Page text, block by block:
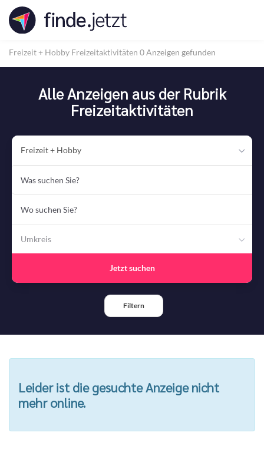
Accessibility
Modus
aktivieren
Navigation
Freizeit + Hobby Freizeitaktivitäten 0 Anzeigen gefunden
Alle Anzeigen aus der Rubrik
Freizeitaktivitäten
Freizeit + Hobby
suchen
Sie?
suchen
Umkreis
Jetzt suchen
Filtern
Leider ist die gesuchte Anzeige nicht
mehr online.